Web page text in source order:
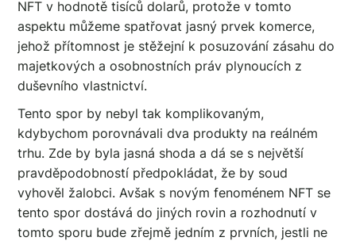
NFT v hodnotě tisíců dolarů, protože v tomto
aspektu můžeme spatřovat jasný prvek komerce,
jehož přítomnost je stěžejní k posuzování zásahu do
majetkových a osobnostních práv plynoucích z
duševního vlastnictví.
Tento spor by nebyl tak komplikovaným,
kdybychom porovnávali dva produkty na reálném
trhu. Zde by byla jasná shoda a dá se s největší
pravděpodobností předpokládat, že by soud
vyhověl žalobci. Avšak s novým fenoménem NFT se
tento spor dostává do jiných rovin a rozhodnutí v
tomto sporu bude zřejmě jedním z prvních, jestli ne